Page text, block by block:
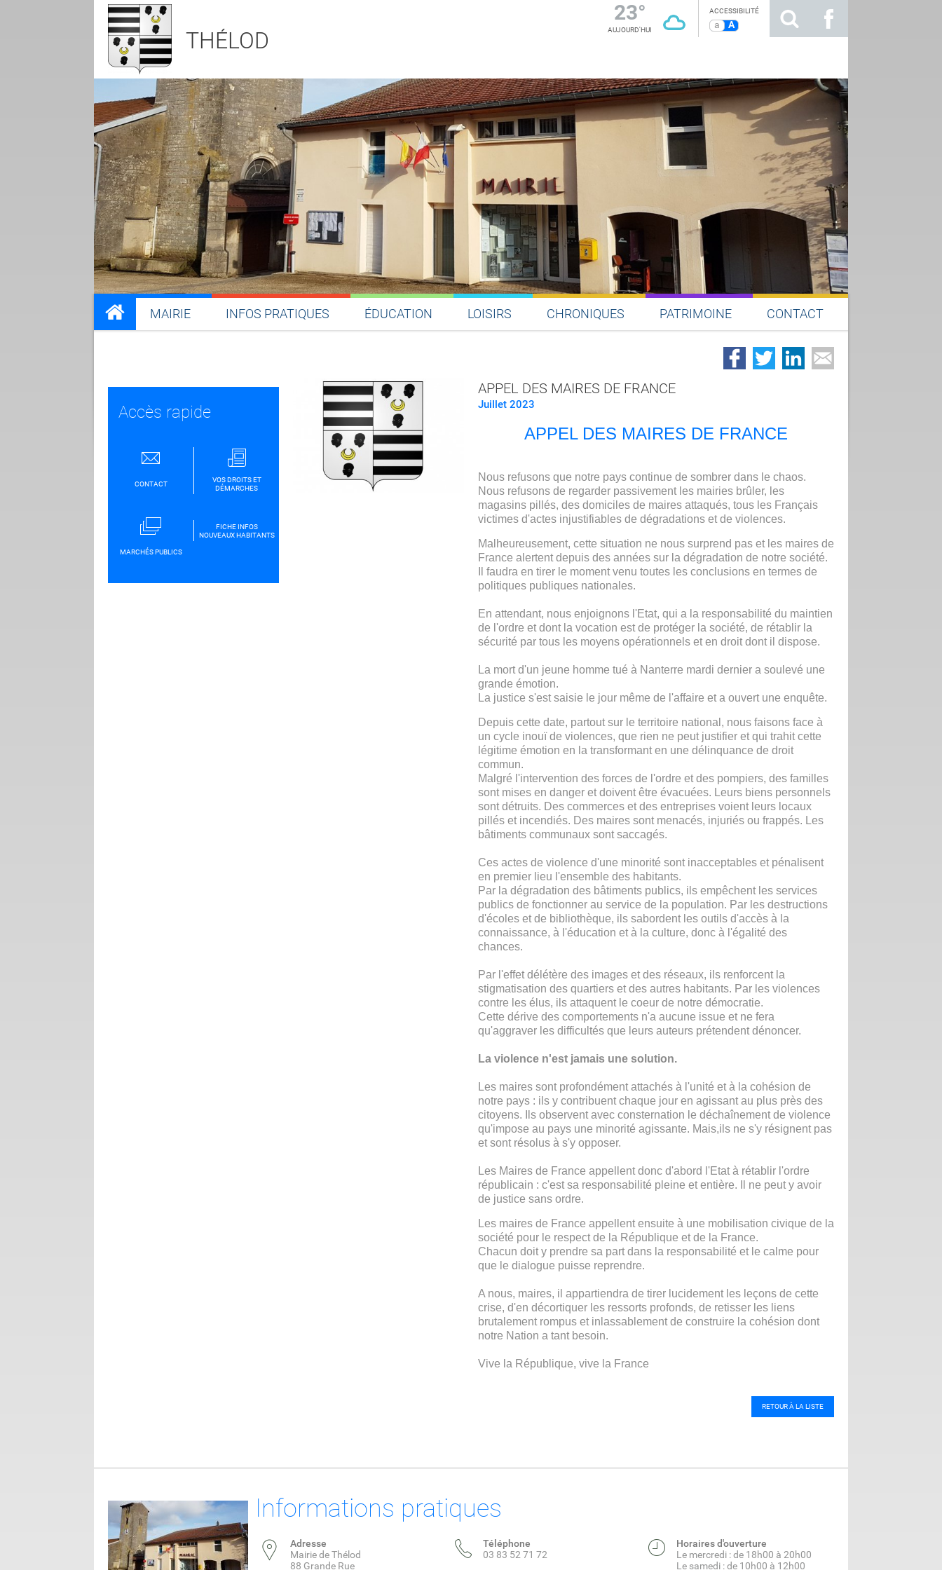
23°
AUJOURD'HUI
ACCESSIBILITÉ
a A
THÉLOD
MAIRIE INFOS PRATIQUES ÉDUCATION LOISIRS CHRONIQUES PATRIMOINE CONTACT
APPEL DES MAIRES DE FRANCE
Juillet 2023
APPEL DES MAIRES DE FRANCE
Nous refusons que notre pays continue de sombrer dans le chaos.
Nous refusons de regarder passivement les mairies brûler, les
magasins pillés, des domiciles de maires attaqués, tous les Français
victimes d'actes injustifiables de dégradations et de violences.
Malheureusement, cette situation ne nous surprend pas et les maires de
France alertent depuis des années sur la dégradation de notre société.
Il faudra en tirer le moment venu toutes les conclusions en termes de
politiques publiques nationales.
En attendant, nous enjoignons l'Etat, qui a la responsabilité du maintien
de l'ordre et dont la vocation est de protéger la société, de rétablir la
sécurité par tous les moyens opérationnels et en droit dont il dispose.
La mort d'un jeune homme tué à Nanterre mardi dernier a soulevé une
grande émotion.
La justice s'est saisie le jour même de l'affaire et a ouvert une enquête.
Depuis cette date, partout sur le territoire national, nous faisons face à
un cycle inouï de violences, que rien ne peut justifier et qui trahit cette
légitime émotion en la transformant en une délinquance de droit
commun.
Malgré l'intervention des forces de l'ordre et des pompiers, des familles
sont mises en danger et doivent être évacuées. Leurs biens personnels
sont détruits. Des commerces et des entreprises voient leurs locaux
pillés et incendiés. Des maires sont menacés, injuriés ou frappés. Les
bâtiments communaux sont saccagés.
Ces actes de violence d'une minorité sont inacceptables et pénalisent
en premier lieu l'ensemble des habitants.
Par la dégradation des bâtiments publics, ils empêchent les services
publics de fonctionner au service de la population. Par les destructions
d'écoles et de bibliothèque, ils sabordent les outils d'accès à la
connaissance, à l'éducation et à la culture, donc à l'égalité des
chances.
Par l'effet délétère des images et des réseaux, ils renforcent la
stigmatisation des quartiers et des autres habitants. Par les violences
contre les élus, ils attaquent le coeur de notre démocratie.
Cette dérive des comportements n'a aucune issue et ne fera
qu'aggraver les difficultés que leurs auteurs prétendent dénoncer.
La violence n'est jamais une solution.
Les maires sont profondément attachés à l'unité et à la cohésion de
notre pays : ils y contribuent chaque jour en agissant au plus près des
citoyens. Ils observent avec consternation le déchaînement de violence
qu'impose au pays une minorité agissante. Mais,ils ne s'y résignent pas
et sont résolus à s'y opposer.
Les Maires de France appellent donc d'abord l'Etat à rétablir l'ordre
républicain : c'est sa responsabilité pleine et entière. Il ne peut y avoir
de justice sans ordre.
Les maires de France appellent ensuite à une mobilisation civique de la
société pour le respect de la République et de la France.
Chacun doit y prendre sa part dans la responsabilité et le calme pour
que le dialogue puisse reprendre.
A nous, maires, il appartiendra de tirer lucidement les leçons de cette
crise, d'en décortiquer les ressorts profonds, de retisser les liens
brutalement rompus et inlassablement de construire la cohésion dont
notre Nation a tant besoin.
Vive la République, vive la France
RETOUR À LA LISTE
Accès rapide
CONTACT
VOS DROITS ET
DÉMARCHES
MARCHÉS PUBLICS
FICHE INFOS
NOUVEAUX HABITANTS
Informations pratiques
Adresse
Mairie de Thélod
88 Grande Rue
Téléphone
03 83 52 71 72
Horaires d'ouverture
Le mercredi : de 18h00 à 20h00
Le samedi : de 10h00 à 12h00